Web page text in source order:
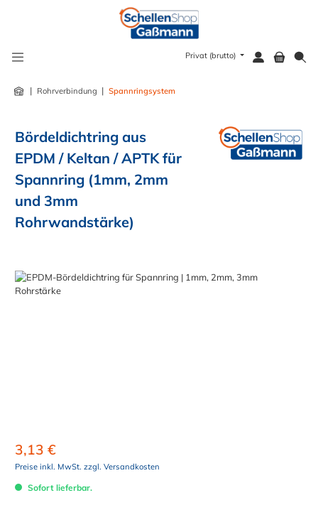
Privat (brutto)
| Rohrverbindung | Spannringsystem
Bördeldichtring aus
EPDM / Keltan / APTK für
Spannring (1mm, 2mm
und 3mm
Rohrwandstärke)
Bildergalerie überspringen
3,13 €
Preise inkl. MwSt. zzgl. Versandkosten
Sofort lieferbar.